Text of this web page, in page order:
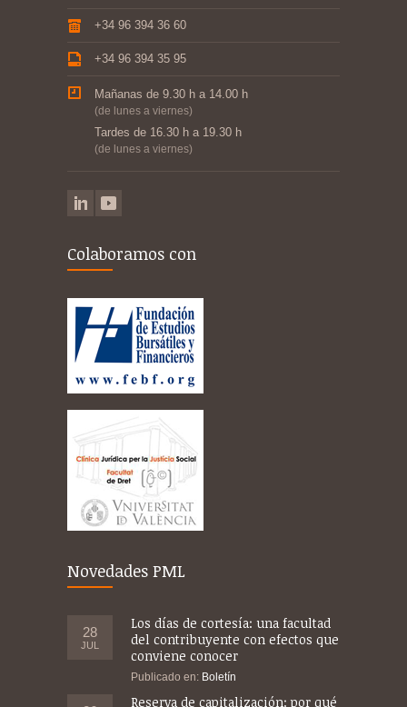
+34 96 394 36 60
+34 96 394 35 95
Mañanas de 9.30 h a 14.00 h
(de lunes a viernes)
Tardes de 16.30 h a 19.30 h
(de lunes a viernes)
Colaboramos con
Novedades PML
28
JUL
Los días de cortesía: una facultad
del contribuyente con efectos que
conviene conocer
Publicado en: Boletín
Reserva de capitalización: por qué